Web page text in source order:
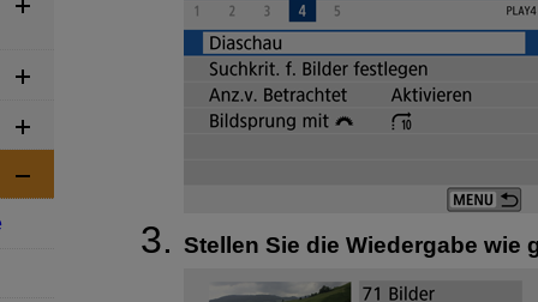
Stellen Sie die Wiedergabe wie